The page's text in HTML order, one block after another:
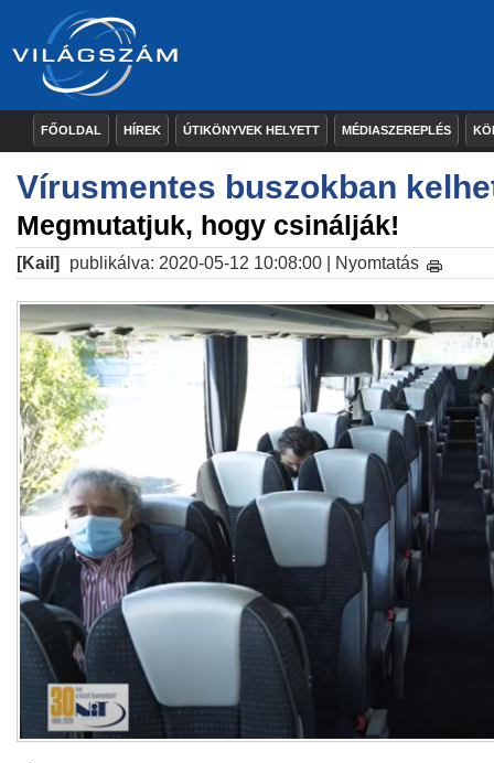
FŐOLDAL HÍREK ÚTIKÖNYVEK HELYETT MÉDIASZEREPLÉS
Vírusmentes buszokban
Megmutatjuk, hogy csinálják!
[Kail] publikálva: 2020-05-12 10:08:00 | Nyomtatás